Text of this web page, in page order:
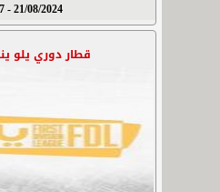
21/08/2024 - 10:37 م
قطار دوري يلو